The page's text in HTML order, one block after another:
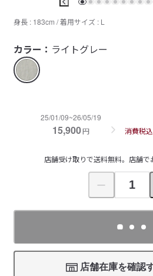
身長 : 183cm / 着用サイズ : L
カラー： ライトグレー
25/01/09~26/05/19
15,900円 消費税
店舗受け取りで送料無料。店舗で
店舗在庫を確認